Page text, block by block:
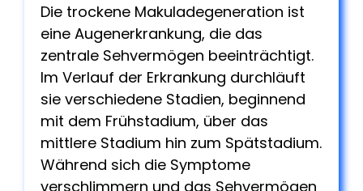
Die trockene Makuladegeneration ist
eine Augenerkrankung, die das
zentrale Sehvermögen beeinträchtigt.
Im Verlauf der Erkrankung durchläuft
sie verschiedene Stadien, beginnend
mit dem Frühstadium, über das
mittlere Stadium hin zum Spätstadium.
Während sich die Symptome
verschlimmern und das Sehvermögen